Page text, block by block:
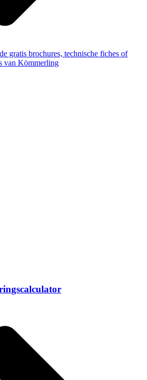
gratis brochures, technische fiches of
van Kömmerling